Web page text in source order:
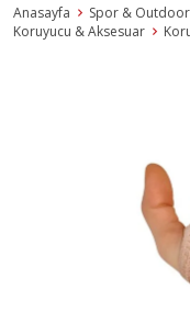
Anasayfa Spor & Outdoor
Koruyucu & Aksesuar